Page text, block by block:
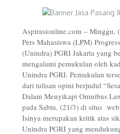
Aspirasionline.com – Minggu,
Pers Mahasiswa (LPM)
(Unindra) PGRI Jakarta yang
mengalami pemukulan oleh
Unindra PGRI. Pemukulan
dari tulisan opini berjudul
Dalam Menyikapi Omnibus
pada Sabtu, (21/3) di situs web
Isinya merupakan kritik atas
Unindra PGRI yang